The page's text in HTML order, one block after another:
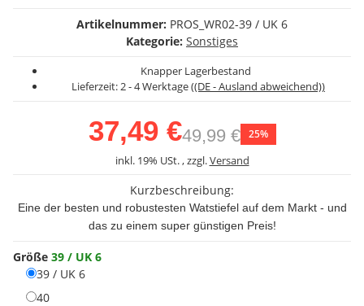
Artikelnummer: PROS_WR02-39 / UK 6
Kategorie: Sonstiges
Knapper Lagerbestand
Lieferzeit:2 - 4 Werktage((DE - Ausland abweichend))
37,49 €49,99 € 25%
inkl. 19% USt. , zzgl.Versand
Kurzbeschreibung:
Eine der besten und robustesten Watstiefel auf dem Markt - und
das zu einem super günstigen Preis!
Größe 39 / UK 6
39 / UK 639 / UK 6
4040